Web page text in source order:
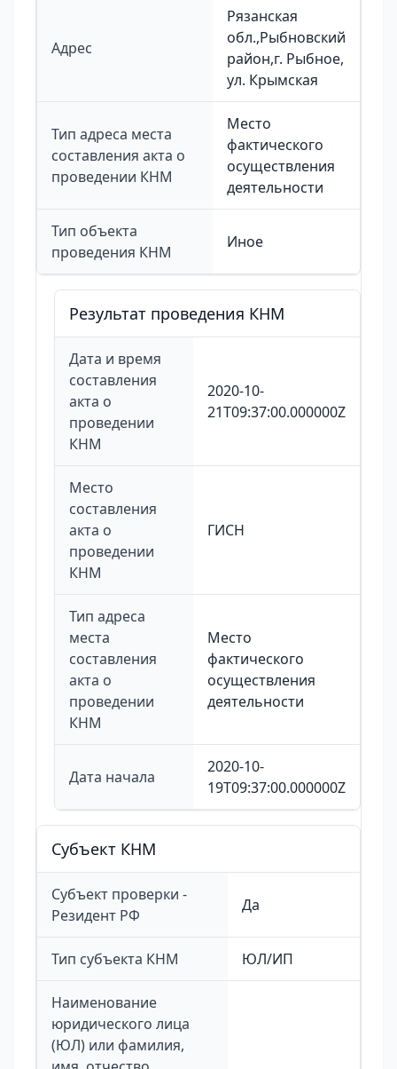
Адрес
Рязанская
обл.,Рыбновский
район,г. Рыбное,
ул. Крымская
Тип адреса места
составления акта о
проведении КНМ
Место
фактического
осуществления
деятельности
Тип объекта
проведения КНМ
Иное
Результат проведения КНМ
Дата и время
составления
акта о
проведении
КНМ
2020-10-
21T09:37:00.000000Z
Место
составления
акта о
проведении
КНМ
ГИСН
Тип адреса
места
составления
акта о
проведении
КНМ
Место
фактического
осуществления
деятельности
Дата начала
2020-10-
19T09:37:00.000000Z
Cубъект КНМ
Субъект проверки -
Резидент РФ
Да
Тип субъекта КНМ ЮЛ/ИП
Наименование
юридического лица
(ЮЛ) или фамилия,